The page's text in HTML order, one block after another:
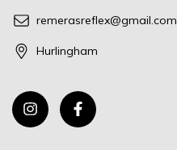
remerasreflex@gmail.com
Hurlingham